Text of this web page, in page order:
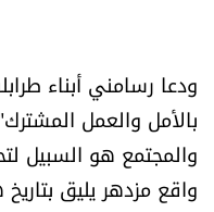
فيديو
من نحن
ودعا رسامني أبناء
بالأمل والعمل
والمجتمع هو السبيل
واقع مزدهر يليق